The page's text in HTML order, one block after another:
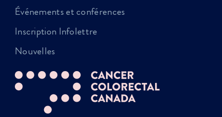
Événements et conférences
Inscription Infolettre
Nouvelles